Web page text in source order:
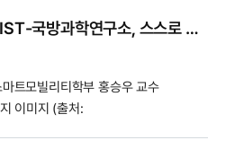
고려대(홍승우 교수)-KAIST-국방과학연구소, 스스로 상황 판단해 걷고 뛰는 AI 기반 사족 보행 로봇 기술 개발... ‘Science Robotics’ 표지 논문 게재
트모빌리티학부 홍승우 교수
이미지 (출처: